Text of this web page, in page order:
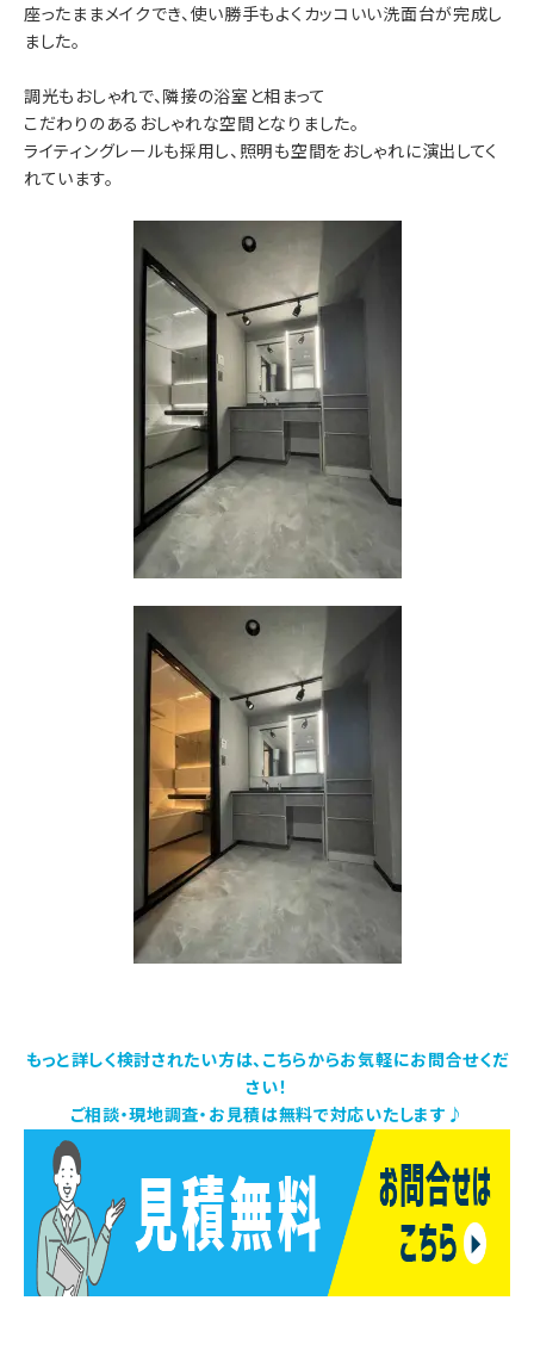
座ったままメイクでき、使い勝手もよくカッコいい洗面台が完成し
ました。
調光もおしゃれで、隣接の浴室と相まって
こだわりのあるおしゃれな空間となりました。
ライティングレールも採用し、照明も空間をおしゃれに演出してく
れています。
もっと詳しく検討されたい方は、こちらからお気軽にお問合せくだ
さい！
ご相談・現地調査・お見積は無料で対応いたします♪